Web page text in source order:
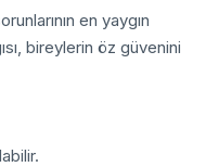
en yaygın
bireylerin öz güvenini